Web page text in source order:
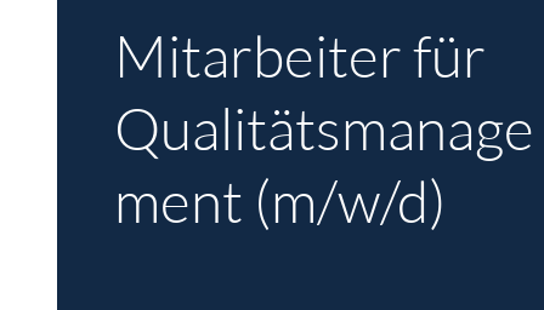
Mitarbeiter für
Qualitätsmanage
ment (m/w/d)